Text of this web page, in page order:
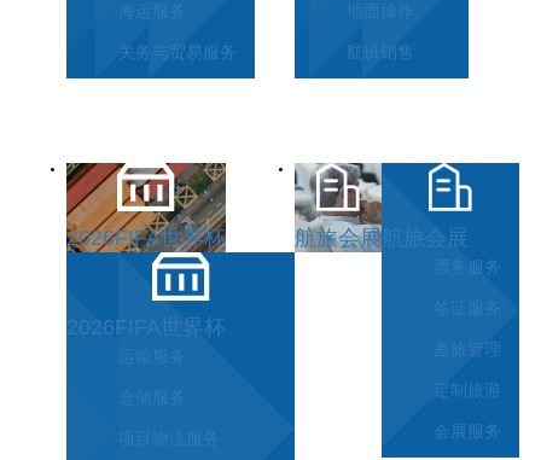
海运服务
关务与贸易服务
地面操作
航班销售
2026FIFA世界杯
2026FIFA世界杯
运输服务
仓储服务
项目物流服务
航旅会展航旅会展
票务服务
签证服务
差旅管理
定制旅游
会展服务